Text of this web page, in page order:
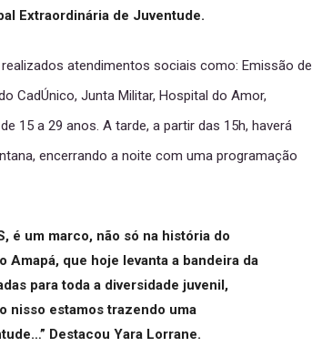
Extraordinária de Juventude.
atendimentos sociais como: Emissão de
CadÚnico, Junta Militar, Hospital do Amor,
15 a 29 anos. A tarde, a partir das 15h, haverá
encerrando a noite com uma programação
é um marco, não só na história do
Amapá, que hoje levanta a bandeira da
para toda a diversidade juvenil,
nisso estamos trazendo uma
Destacou Yara Lorrane.